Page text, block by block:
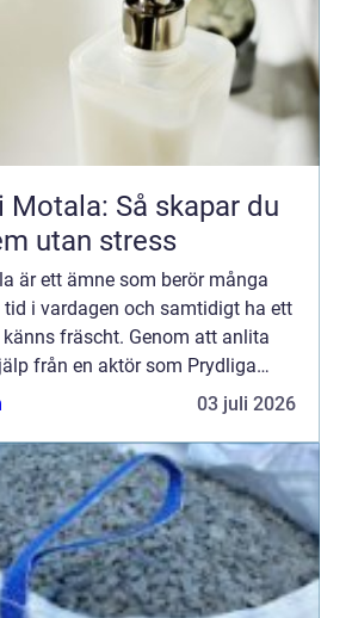
Motala: Så skapar du
utan stress
är ett ämne som berör många
i vardagen och samtidigt ha ett
fräscht. Genom att anlita
från en aktör som Prydliga
03 juli 2026